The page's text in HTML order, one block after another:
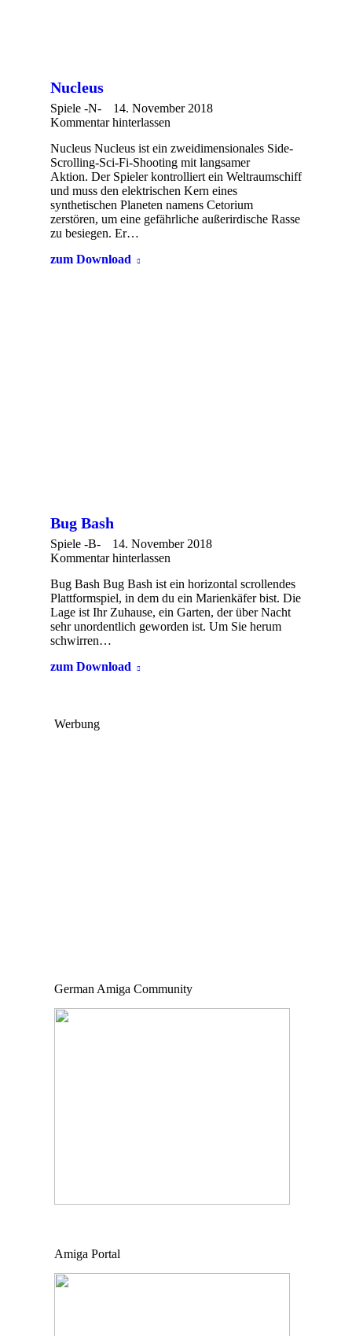
Nucleus
Spiele -N-
14. November 2018
Kommentar hinterlassen
Nucleus Nucleus ist ein zweidimensionales Side-
Scrolling-Sci-Fi-Shooting mit langsamer
Aktion. Der Spieler kontrolliert ein Weltraumschiff
und muss den elektrischen Kern eines
synthetischen Planeten namens Cetorium
zerstören, um eine gefährliche außerirdische Rasse
zu besiegen. Er…
zum Download
Bug Bash
Spiele -B-
14. November 2018
Kommentar hinterlassen
Bug Bash Bug Bash ist ein horizontal scrollendes
Plattformspiel, in dem du ein Marienkäfer bist. Die
Lage ist Ihr Zuhause, ein Garten, der über Nacht
sehr unordentlich geworden ist. Um Sie herum
schwirren…
zum Download
Werbung
German Amiga Community
Amiga Portal